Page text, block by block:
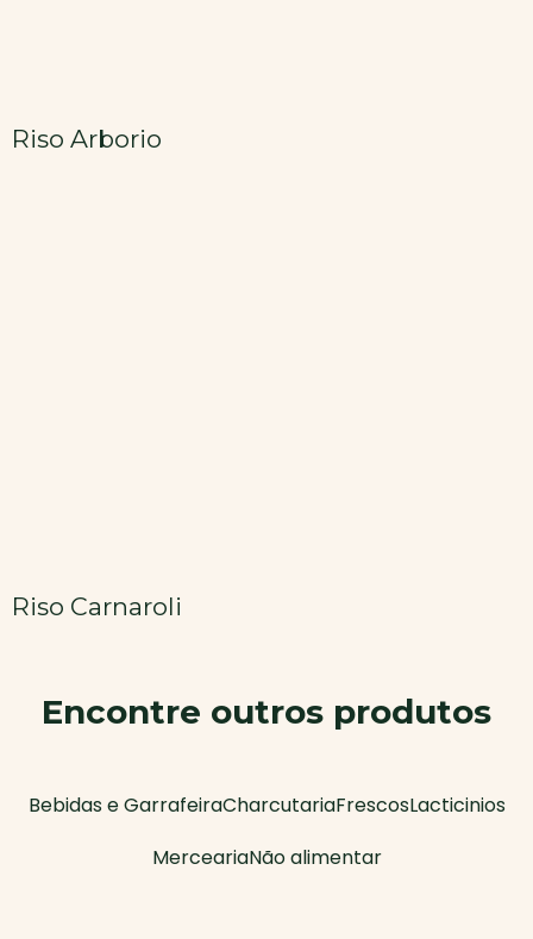
Riso Arborio
Riso Carnaroli
Encontre outros produtos
Bebidas e GarrafeiraCharcutariaFrescosLacticinios
MerceariaNão alimentar